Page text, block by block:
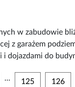
w zabudowie
z garażem
dojazdami do
... 125 126